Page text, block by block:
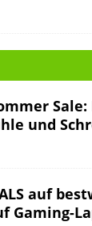
und
auf
Gaming-